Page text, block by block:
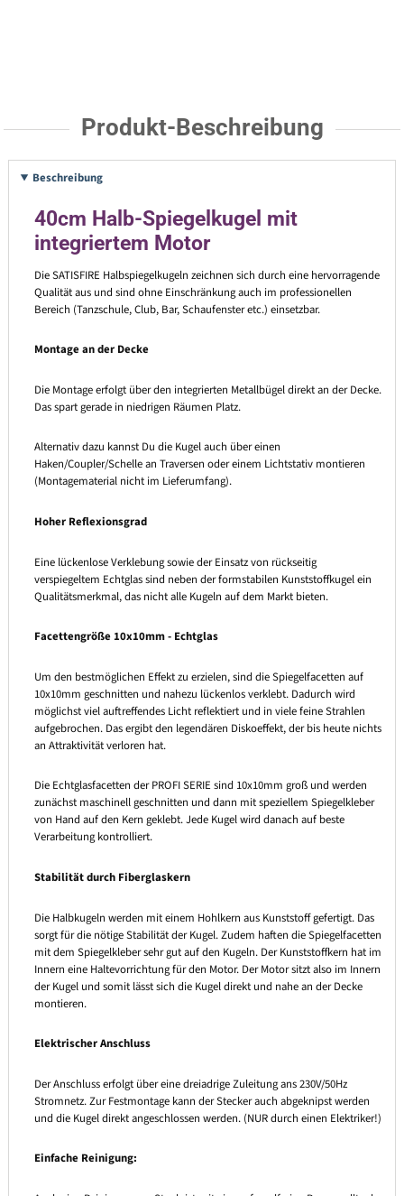
Produkt-Beschreibung
Beschreibung
40cm Halb-Spiegelkugel mit
integriertem Motor
Die SATISFIRE Halbspiegelkugeln zeichnen sich durch eine hervorragende
Qualität aus und sind ohne Einschränkung auch im professionellen
Bereich (Tanzschule, Club, Bar, Schaufenster etc.) einsetzbar.
Montage an der Decke
Die Montage erfolgt über den integrierten Metallbügel direkt an der Decke.
Das spart gerade in niedrigen Räumen Platz.
Alternativ dazu kannst Du die Kugel auch über einen
Haken/Coupler/Schelle an Traversen oder einem Lichtstativ montieren
(Montagematerial nicht im Lieferumfang).
Hoher Reflexionsgrad
Eine lückenlose Verklebung sowie der Einsatz von rückseitig
verspiegeltem Echtglas sind neben der formstabilen Kunststoffkugel ein
Qualitätsmerkmal, das nicht alle Kugeln auf dem Markt bieten.
Facettengröße 10x10mm - Echtglas
Um den bestmöglichen Effekt zu erzielen, sind die Spiegelfacetten auf
10x10mm geschnitten und nahezu lückenlos verklebt. Dadurch wird
möglichst viel auftreffendes Licht reflektiert und in viele feine Strahlen
aufgebrochen. Das ergibt den legendären Diskoeffekt, der bis heute nichts
an Attraktivität verloren hat.
Die Echtglasfacetten der PROFI SERIE sind 10x10mm groß und werden
zunächst maschinell geschnitten und dann mit speziellem Spiegelkleber
von Hand auf den Kern geklebt. Jede Kugel wird danach auf beste
Verarbeitung kontrolliert.
Stabilität durch Fiberglaskern
Die Halbkugeln werden mit einem Hohlkern aus Kunststoff gefertigt. Das
sorgt für die nötige Stabilität der Kugel. Zudem haften die Spiegelfacetten
mit dem Spiegelkleber sehr gut auf den Kugeln. Der Kunststoffkern hat im
Innern eine Haltevorrichtung für den Motor. Der Motor sitzt also im Innern
der Kugel und somit lässt sich die Kugel direkt und nahe an der Decke
montieren.
Elektrischer Anschluss
Der Anschluss erfolgt über eine dreiadrige Zuleitung ans 230V/50Hz
Stromnetz. Zur Festmontage kann der Stecker auch abgeknipst werden
und die Kugel direkt angeschlossen werden. (NUR durch einen Elektriker!)
Einfache Reinigung: